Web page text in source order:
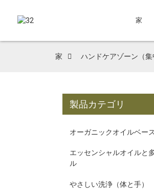
家
家 ハンドケアゾーン（集
製品カテゴリ
オーガニックオイルベース
エッセンシャルオイルと
ル
やさしい洗浄（体と手）
Loading...
Loading...